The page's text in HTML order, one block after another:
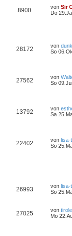
8900 von Sir
Do
28172 von
So
27562 von
So
13792 von
Sa
22402 von lisa-
So
26993 von lisa-
So
27025 von
Mo